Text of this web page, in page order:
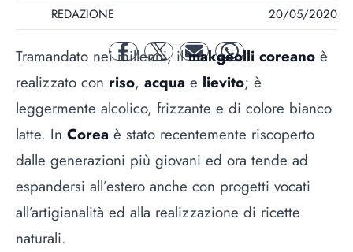
REDAZIONE 20/05/2020
facebooktwitter mail whatsapp
Tramandato nei millenni, ilmakgeolli coreano è
realizzato con riso, acqua e lievito; è
leggermente alcolico, frizzante e di colore bianco
latte. In Corea è stato recentemente riscoperto
dalle generazioni più giovani ed ora tende ad
espandersi all’estero anche con progetti vocati
all’artigianalità ed alla realizzazione di ricette
naturali.